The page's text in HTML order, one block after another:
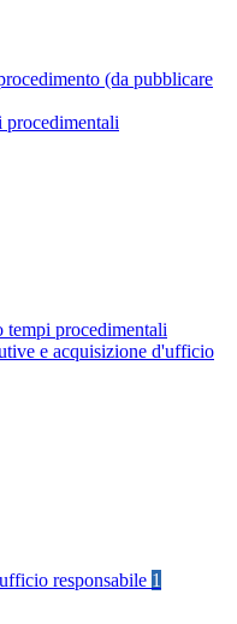
(da pubblicare
tempi procedimentali
e acquisizione d'ufficio
responsabile 1